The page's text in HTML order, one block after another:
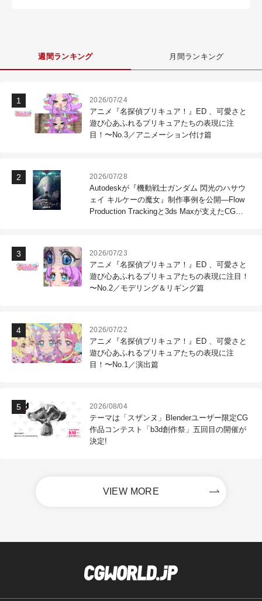
週間ランキング 月間ランキング
2026/07/24
アニメ『名探偵プリキュア！』ED 、可愛さと
遊び心あふれるプリキュアたちの表現に注
目！〜No.3／アニメーション付け篇
2026/07/28
Autodeskが『機動戦士ガンダム 閃光のハサウ
ェイ キルケーの魔女』制作事例を公開―Flow
Production Trackingと3ds Maxが支えたCG制
2026/07/23
アニメ『名探偵プリキュア！』ED 、可愛さと
遊び心あふれるプリキュアたちの表現に注目！
〜No.2／モデリング＆リギング篇
2026/07/22
アニメ『名探偵プリキュア！』ED 、可愛さと
遊び心あふれるプリキュアたちの表現に注
目！〜No.1／演出篇
2026/08/04
テーマは「スザンヌ」Blenderユーザー限定CG
作品コンテスト「b3d創作祭」五回目の開催が
決定!
VIEW MORE